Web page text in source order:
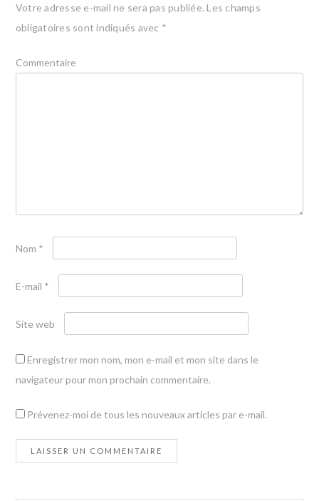
Votre adresse e-mail ne sera pas publiée. Les champs
obligatoires sont indiqués avec *
Commentaire
Nom *
E-mail *
Site web
Enregistrer mon nom, mon e-mail et mon site dans le
navigateur pour mon prochain commentaire.
Prévenez-moi de tous les nouveaux articles par e-mail.